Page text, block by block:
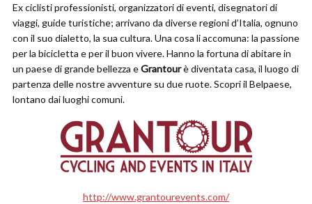
Ex ciclisti professionisti, organizzatori di eventi, disegnatori di
viaggi, guide turistiche; arrivano da diverse regioni d’Italia, ognuno
con il suo dialetto, la sua cultura. Una cosa li accomuna: la passione
per la bicicletta e per il buon vivere. Hanno la fortuna di abitare in
un paese di grande bellezza eGrantourè diventata casa, il luogo di
partenza delle nostre avventure su due ruote. Scopri il Belpaese,
lontano dai luoghi comuni.
http://www.grantourevents.com/